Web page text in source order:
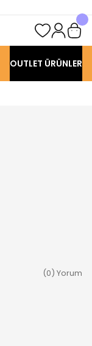
OUTLET ÜRÜNLER
(0) Yorum